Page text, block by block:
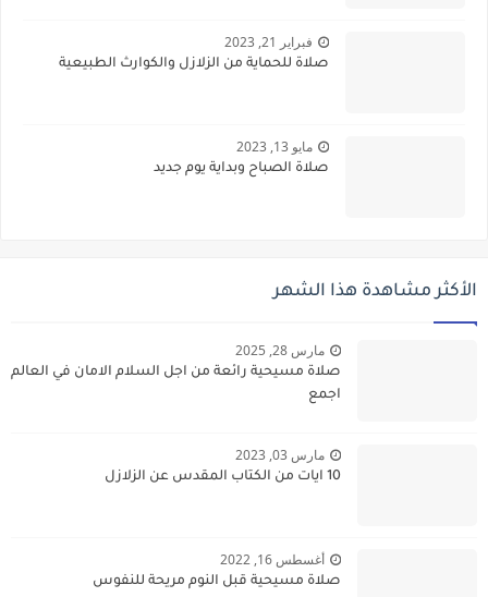
فبراير 21, 2023
صلاة للحماية من الزلازل والكوارث الطبيعية
مايو 13, 2023
صلاة الصباح وبداية يوم جديد
الأكثر مشاهدة هذا الشهر
مارس 28, 2025
صلاة مسيحية رائعة من اجل السلام الامان في العالم
اجمع
مارس 03, 2023
10 ايات من الكتاب المقدس عن الزلازل
أغسطس 16, 2022
صلاة مسيحية قبل النوم مريحة للنفوس